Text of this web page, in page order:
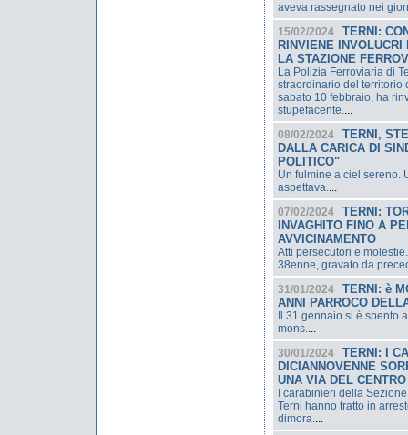
aveva rassegnato nei
15/02/2024
TERNI:
RINVIENE
LA STAZIONE
La Polizia Ferroviaria di
straordinario del territorio
sabato 10 febbraio, ha
stupefacente....
08/02/2024
TERNI,
DALLA CARICA DI
POLITICO"
Un fulmine a ciel sereno.
aspettava....
07/02/2024
TERNI:
INVAGHITO FINO A
AVVICINAMENTO
Atti persecutori e
38enne, gravato da
31/01/2024
TERNI: è
ANNI PARROCO
Il 31 gennaio si è spento
mons....
30/01/2024
TERNI: I
DICIANNOVENNE
UNA VIA DEL CENTRO
I carabinieri della
Terni hanno tratto in
dimora....